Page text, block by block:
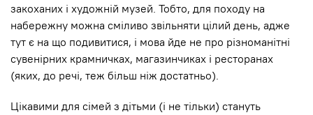
закоханих і художній музей. Тобто, для походу на
набережну можна сміливо звільняти цілий день, адже
тут є на що подивитися, і мова йде не про різноманітні
сувенірних крамничках, магазинчиках і ресторанах
(яких, до речі, теж більш ніж достатньо).
Цікавими для сімей з дітьми (і не тільки) стануть